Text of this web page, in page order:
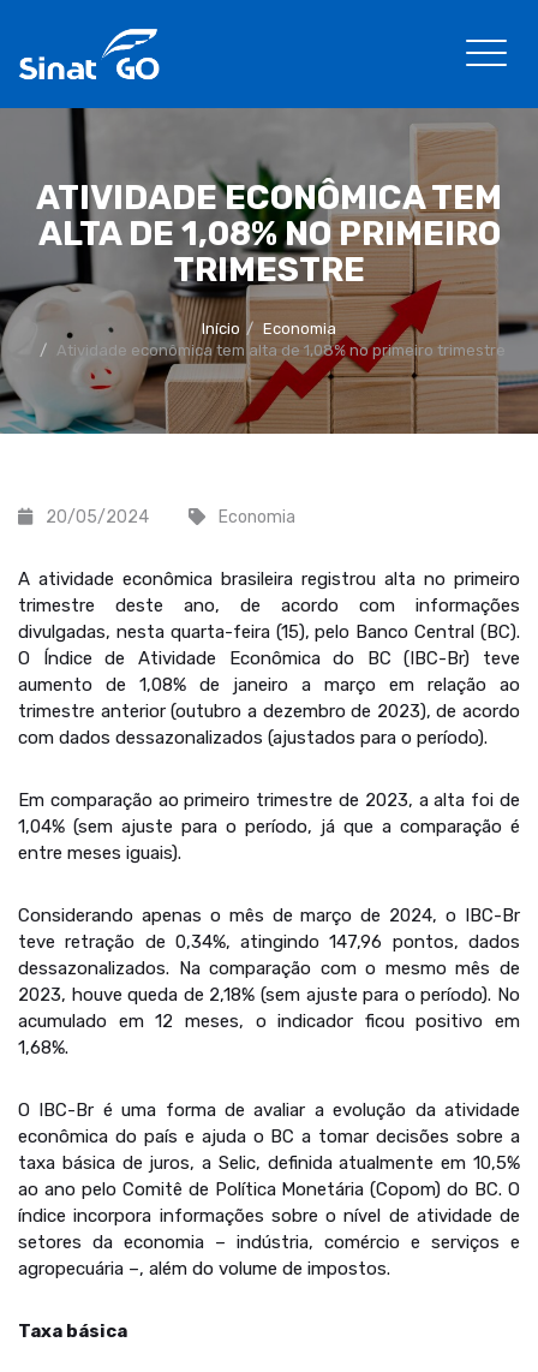
ATIVIDADE ECONÔMICA TEM
ALTA DE 1,08% NO PRIMEIRO
TRIMESTRE
Início
Economia
Atividade econômica tem alta de 1,08% no primeiro trimestre
20/05/2024 Economia
A atividade econômica brasileira registrou alta no primeiro
trimestre deste ano, de acordo com informações
divulgadas, nesta quarta-feira (15), pelo Banco Central (BC).
O Índice de Atividade Econômica do BC (IBC-Br) teve
aumento de 1,08% de janeiro a março em relação ao
trimestre anterior (outubro a dezembro de 2023), de acordo
com dados dessazonalizados (ajustados para o período).
Em comparação ao primeiro trimestre de 2023, a alta foi de
1,04% (sem ajuste para o período, já que a comparação é
entre meses iguais).
Considerando apenas o mês de março de 2024, o IBC-Br
teve retração de 0,34%, atingindo 147,96 pontos, dados
dessazonalizados. Na comparação com o mesmo mês de
2023, houve queda de 2,18% (sem ajuste para o período). No
acumulado em 12 meses, o indicador ficou positivo em
1,68%.
O IBC-Br é uma forma de avaliar a evolução da atividade
econômica do país e ajuda o BC a tomar decisões sobre a
taxa básica de juros, a Selic, definida atualmente em 10,5%
ao ano pelo Comitê de Política Monetária (Copom) do BC. O
índice incorpora informações sobre o nível de atividade de
setores da economia – indústria, comércio e serviços e
agropecuária –, além do volume de impostos.
Taxa básica